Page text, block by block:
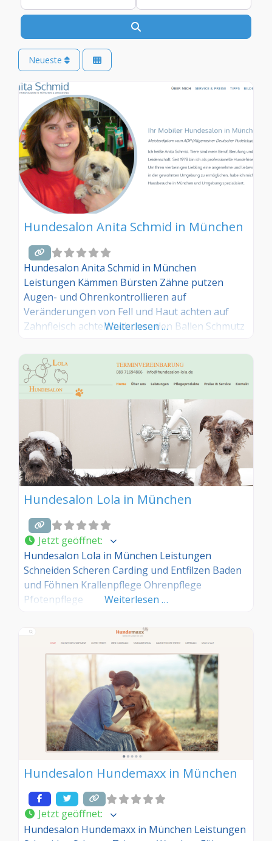
Neueste
Hundesalon Anita Schmid in München
Hundesalon Anita Schmid in München
Leistungen Kämmen Bürsten Zähne putzen
Augen- und Ohrenkontrollieren auf
Veränderungen von Fell und Haut achten auf
Zahnfleisch achten zwischen den Ballen Schmutz
absuchen Krallen kontrollieren
Weiterlesen …
Hundesalon Lola in München
Jetzt geöffnet:
Hundesalon Lola in München Leistungen
Schneiden Scheren Carding und Entfilzen Baden
und Föhnen Krallenpflege Ohrenpflege
Pfotenpflege
Weiterlesen …
Hundesalon Hundemaxx in München
Jetzt geöffnet:
Hundesalon Hundemaxx in München Leistungen